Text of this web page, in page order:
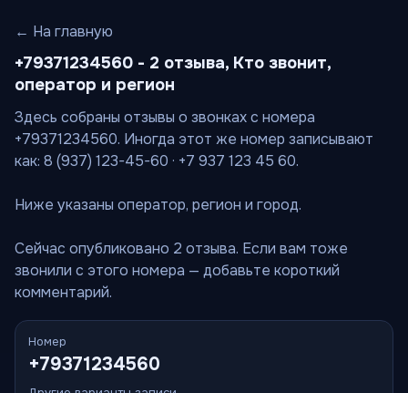
← На главную
+79371234560 - 2 отзыва, Кто звонит,
оператор и регион
Здесь собраны отзывы о звонках с номера
+79371234560. Иногда этот же номер записывают
как: 8 (937) 123-45-60 · +7 937 123 45 60.
Ниже указаны оператор, регион и город.
Сейчас опубликовано 2 отзыва. Если вам тоже
звонили с этого номера — добавьте короткий
комментарий.
Номер
+79371234560